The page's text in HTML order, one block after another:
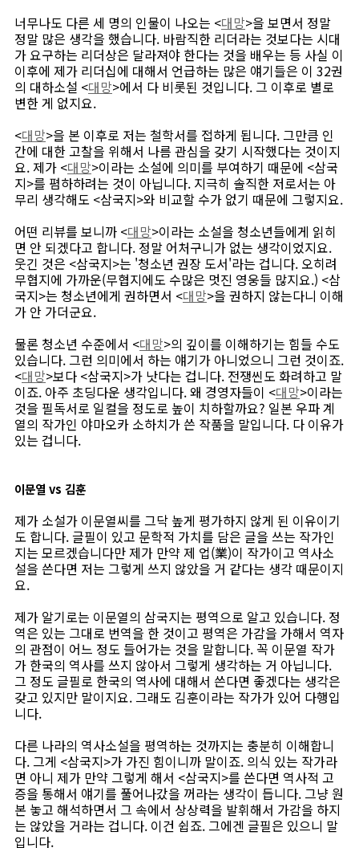
너무나도 다른 세 명의 인물이 나오는 <대망>을 보면서 정말
정말 많은 생각을 했습니다. 바람직한 리더라는 것보다는 시대
가 요구하는 리더상은 달라져야 한다는 것을 배우는 등 사실 이
이후에 제가 리더십에 대해서 언급하는 많은 얘기들은 이 32권
의 대하소설 <대망>에서 다 비롯된 것입니다. 그 이후로 별로
변한 게 없지요.
<대망>을 본 이후로 저는 철학서를 접하게 됩니다. 그만큼 인
간에 대한 고찰을 위해서 나름 관심을 갖기 시작했다는 것이지
요. 제가 <대망>이라는 소설에 의미를 부여하기 때문에 <삼국
지>를 폄하하려는 것이 아닙니다. 지극히 솔직한 저로서는 아
무리 생각해도 <삼국지>와 비교할 수가 없기 때문에 그렇지요.
어떤 리뷰를 보니까 <대망>이라는 소설을 청소년들에게 읽히
면 안 되겠다고 합니다. 정말 어처구니가 없는 생각이었지요.
웃긴 것은 <삼국지>는 '청소년 권장 도서'라는 겁니다. 오히려
무협지에 가까운(무협지에도 수많은 멋진 영웅들 많지요.) <삼
국지>는 청소년에게 권하면서 <대망>을 권하지 않는다니 이해
가 안 가더군요.
물론 청소년 수준에서 <대망>의 깊이를 이해하기는 힘들 수도
있습니다. 그런 의미에서 하는 얘기가 아니었으니 그런 것이죠.
<대망>보다 <삼국지>가 낫다는 겁니다. 전쟁씬도 화려하고 말
이죠. 아주 초딩다운 생각입니다. 왜 경영자들이 <대망>이라는
것을 필독서로 일컬을 정도로 높이 치하할까요? 일본 우파 계
열의 작가인 야마오카 소하치가 쓴 작품을 말입니다. 다 이유가
있는 겁니다.
이문열 vs 김훈
제가 소설가 이문열씨를 그닥 높게 평가하지 않게 된 이유이기
도 합니다. 글필이 있고 문학적 가치를 담은 글을 쓰는 작가인
지는 모르겠습니다만 제가 만약 제 업(業)이 작가이고 역사소
설을 쓴다면 저는 그렇게 쓰지 않았을 거 같다는 생각 때문이지
요.
제가 알기로는 이문열의 삼국지는 평역으로 알고 있습니다. 정
역은 있는 그대로 번역을 한 것이고 평역은 가감을 가해서 역자
의 관점이 어느 정도 들어가는 것을 말합니다. 꼭 이문열 작가
가 한국의 역사를 쓰지 않아서 그렇게 생각하는 거 아닙니다.
그 정도 글필로 한국의 역사에 대해서 쓴다면 좋겠다는 생각은
갖고 있지만 말이지요. 그래도 김훈이라는 작가가 있어 다행입
니다.
다른 나라의 역사소설을 평역하는 것까지는 충분히 이해합니
다. 그게 <삼국지>가 가진 힘이니까 말이죠. 의식 있는 작가라
면 아니 제가 만약 그렇게 해서 <삼국지>를 쓴다면 역사적 고
증을 통해서 얘기를 풀어나갔을 꺼라는 생각이 듭니다. 그냥 원
본 놓고 해석하면서 그 속에서 상상력을 발휘해서 가감을 하지
는 않았을 거라는 겁니다. 이건 쉽죠. 그에겐 글필은 있으니 말
입니다.